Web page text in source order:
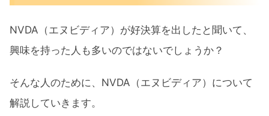
NVDA（エヌビディア）が好決算を出したと聞いて、
興味を持った人も多いのではないでしょうか？
そんな人のために、NVDA（エヌビディア）について
解説していきます。